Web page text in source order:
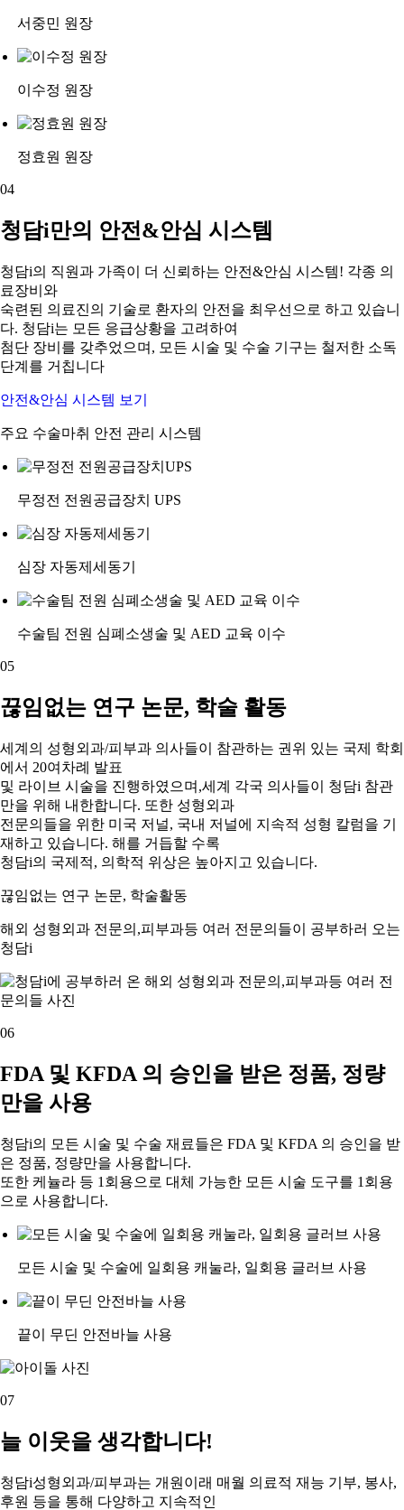
서중민 원장
이수정 원장
정효원 원장
04
청담i만의 안전&안심 시스템
청담i의 직원과 가족이 더 신뢰하는 안전&안심 시스템! 각종 의
료장비와
숙련된 의료진의 기술로 환자의 안전을 최우선으로 하고 있습니
다. 청담i는 모든 응급상황을 고려하여
첨단 장비를 갖추었으며, 모든 시술 및 수술 기구는 철저한 소독
단계를 거칩니다
안전&안심 시스템 보기
주요 수술마취 안전 관리 시스템
무정전 전원공급장치 UPS
심장 자동제세동기
수술팀 전원 심폐소생술 및 AED 교육 이수
05
끊임없는 연구 논문, 학술 활동
세계의 성형외과/피부과 의사들이 참관하는 권위 있는 국제 학회
에서 20여차례 발표
및 라이브 시술을 진행하였으며,세계 각국 의사들이 청담i 참관
만을 위해 내한합니다. 또한 성형외과
전문의들을 위한 미국 저널, 국내 저널에 지속적 성형 칼럼을 기
재하고 있습니다. 해를 거듭할 수록
청담i의 국제적, 의학적 위상은 높아지고 있습니다.
끊임없는 연구 논문, 학술활동
해외 성형외과 전문의,피부과등 여러 전문의들이 공부하러 오는
청담i
06
FDA 및 KFDA 의 승인을 받은 정품, 정량
만을 사용
청담i의 모든 시술 및 수술 재료들은 FDA 및 KFDA 의 승인을 받
은 정품, 정량만을 사용합니다.
또한 케뉼라 등 1회용으로 대체 가능한 모든 시술 도구를 1회용
으로 사용합니다.
모든 시술 및 수술에 일회용 캐눌라, 일회용 글러브 사용
끝이 무딘 안전바늘 사용
07
늘 이웃을 생각합니다!
청담i성형외과/피부과는 개원이래 매월 의료적 재능 기부, 봉사,
후원 등을 통해 다양하고 지속적인